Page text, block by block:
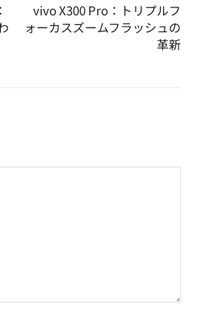
vivo X300 Pro：トリプルフ
ォーカスズームフラッシュの
革新